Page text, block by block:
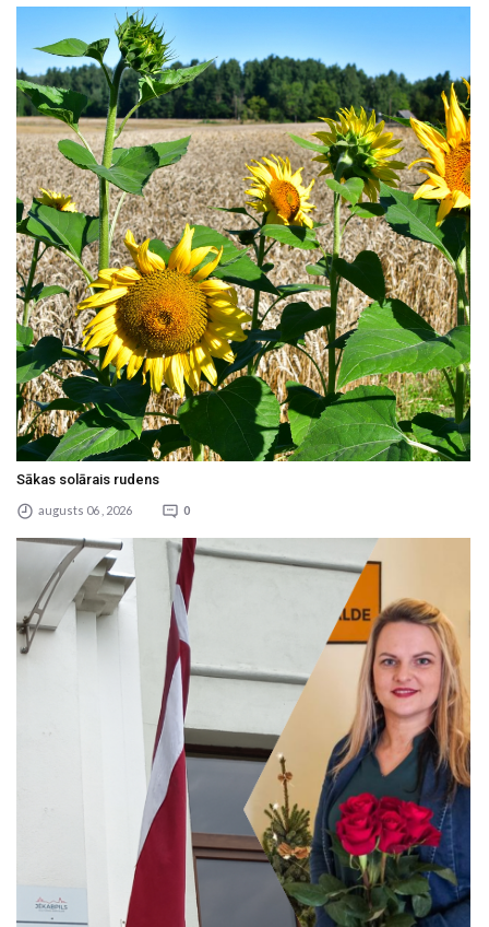
Sākas solārais rudens
augusts 06 , 2026 0